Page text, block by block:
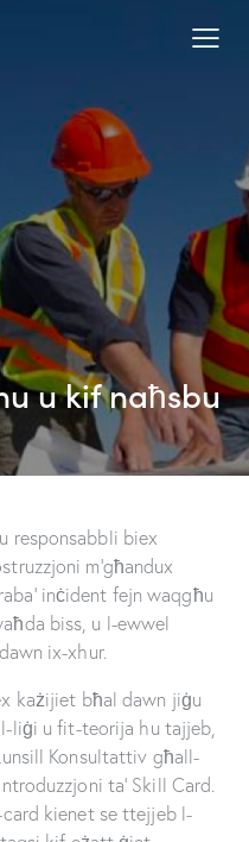
u kif naħsbu
responsabbli biex
m’għandux
inċident fejn waqgħu
biss, u l-ewwel
ix-xhur.
każijiet bħal dawn jiġu
liġi u fit-teorija hu tajjeb,
Konsultattiv għall-
ta’ Skill Card.
kienet se ttejjeb l-